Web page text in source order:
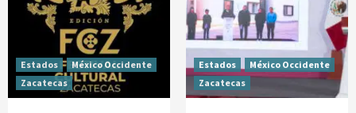
Estados
México Occidente
Zacatecas
Estados
México Occidente
Zacatecas